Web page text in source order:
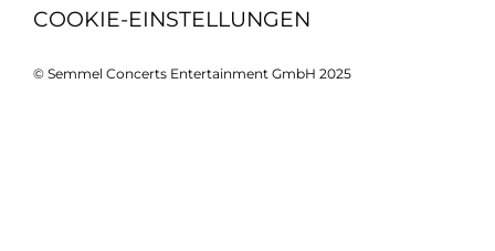
COOKIE-EINSTELLUNGEN
© Semmel Concerts Entertainment GmbH 2025